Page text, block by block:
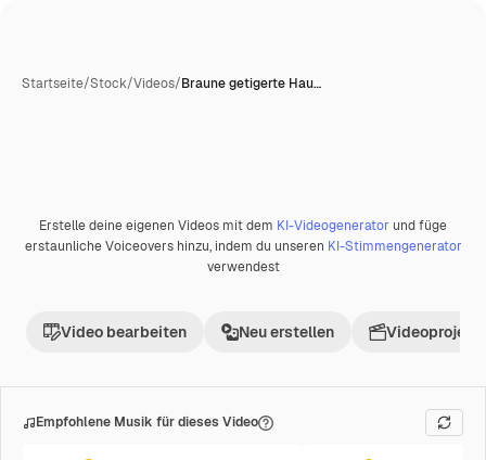
Startseite/Stock/Videos/Braune getigerte Hau…
Premium
Erstelle deine eigenen Videos mit dem KI-Videogenerator und füge
erstaunliche Voiceovers hinzu, indem du unseren KI-Stimmengenerator
verwendest
Video bearbeiten Neu erstellen Videoprojekt
Empfohlene Musik für dieses Video